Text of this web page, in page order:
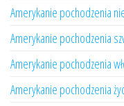
Amerykanie pochodzenia
Amerykanie pochodzenia
Amerykanie pochodzenia
Amerykanie pochodzenia